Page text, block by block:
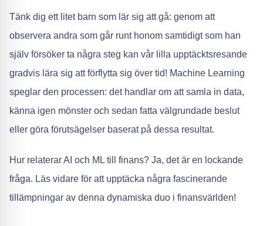
Tänk dig ett litet barn som lär sig att gå: genom att
observera andra som går runt honom samtidigt som han
själv försöker ta några steg kan vår lilla upptäcktsresande
gradvis lära sig att förflytta sig över tid! Machine Learning
speglar den processen: det handlar om att samla in data,
känna igen mönster och sedan fatta välgrundade beslut
eller göra förutsägelser baserat på dessa resultat.
Hur relaterar AI och ML till finans? Ja, det är en lockande
fråga. Läs vidare för att upptäcka några fascinerande
tillämpningar av denna dynamiska duo i finansvärlden!